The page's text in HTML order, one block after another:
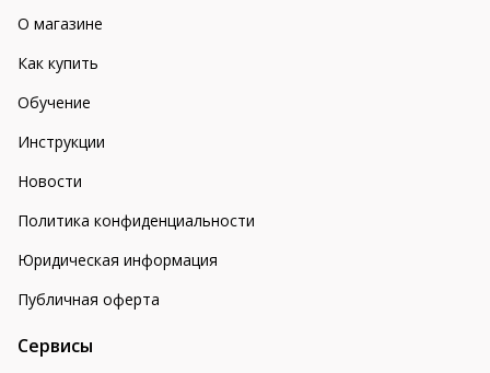
О магазине
Как купить
Обучение
Инструкции
Новости
Политика конфиденциальности
Юридическая информация
Публичная оферта
Сервисы